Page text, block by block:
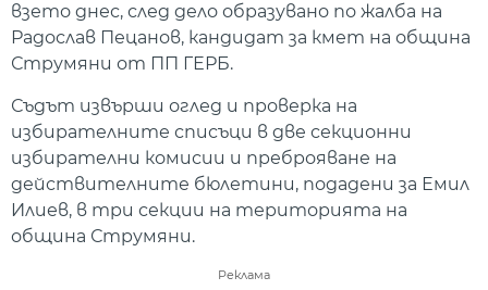
взето днес, след дело образувано по жалба на
Радослав Пецанов, кандидат за кмет на община
Струмяни от ПП ГЕРБ.
Съдът извърши оглед и проверка на
избирателните списъци в две секционни
избирателни комисии и преброяване на
действителните бюлетини, подадени за Емил
Илиев, в три секции на територията на
община Струмяни.
Реклама